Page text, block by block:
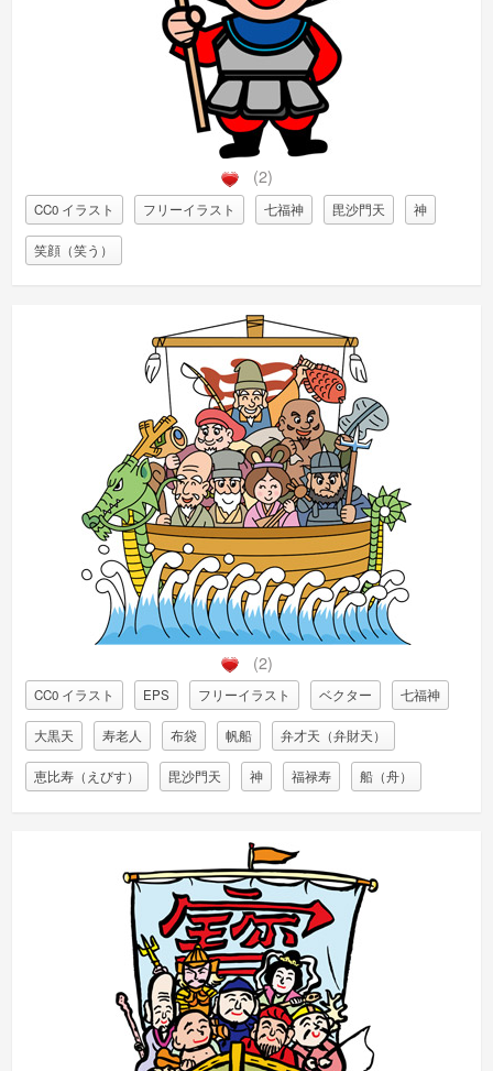
(2)
CC0 イラスト フリーイラスト 七福神 毘沙門天 神
笑顔（笑う）
(2)
CC0 イラスト EPS フリーイラスト ベクター 七福神
大黒天 寿老人 布袋 帆船 弁才天（弁財天）
恵比寿（えびす） 毘沙門天 神 福禄寿 船（舟）